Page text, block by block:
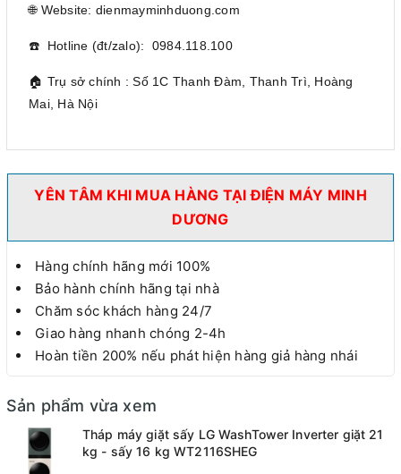
🌐 Website: dienmayminhduong.com
☎️ Hotline (đt/zalo): 0984.118.100
🏠 Trụ sở chính : Số 1C Thanh Đàm, Thanh Trì, Hoàng
Mai, Hà Nội
YÊN TÂM KHI MUA HÀNG TẠI ĐIỆN MÁY MINH
DƯƠNG
Hàng chính hãng mới 100%
Bảo hành chính hãng tại nhà
Chăm sóc khách hàng 24/7
Giao hàng nhanh chóng 2-4h
Hoàn tiền 200% nếu phát hiện hàng giả hàng nhái
Sản phẩm vừa xem
Tháp máy giặt sấy LG WashTower Inverter giặt 21
kg - sấy 16 kg WT2116SHEG